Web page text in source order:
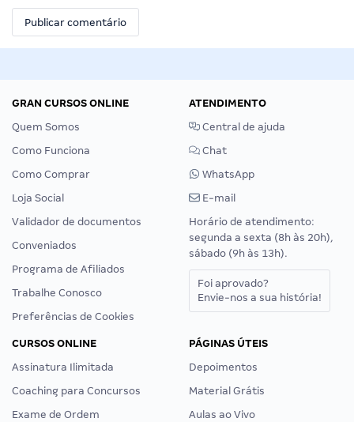
GRAN CURSOS ONLINE
Quem Somos
Como Funciona
Como Comprar
Loja Social
Validador de documentos
Conveniados
Programa de Afiliados
Trabalhe Conosco
Preferências de Cookies
ATENDIMENTO
Central de ajuda
Chat
WhatsApp
E-mail
Horário de atendimento:
segunda a sexta (8h às 20h),
sábado (9h às 13h).
Foi aprovado?
Envie-nos a sua história!
CURSOS ONLINE
Assinatura Ilimitada
Coaching para Concursos
Exame de Ordem
PÁGINAS ÚTEIS
Depoimentos
Material Grátis
Aulas ao Vivo